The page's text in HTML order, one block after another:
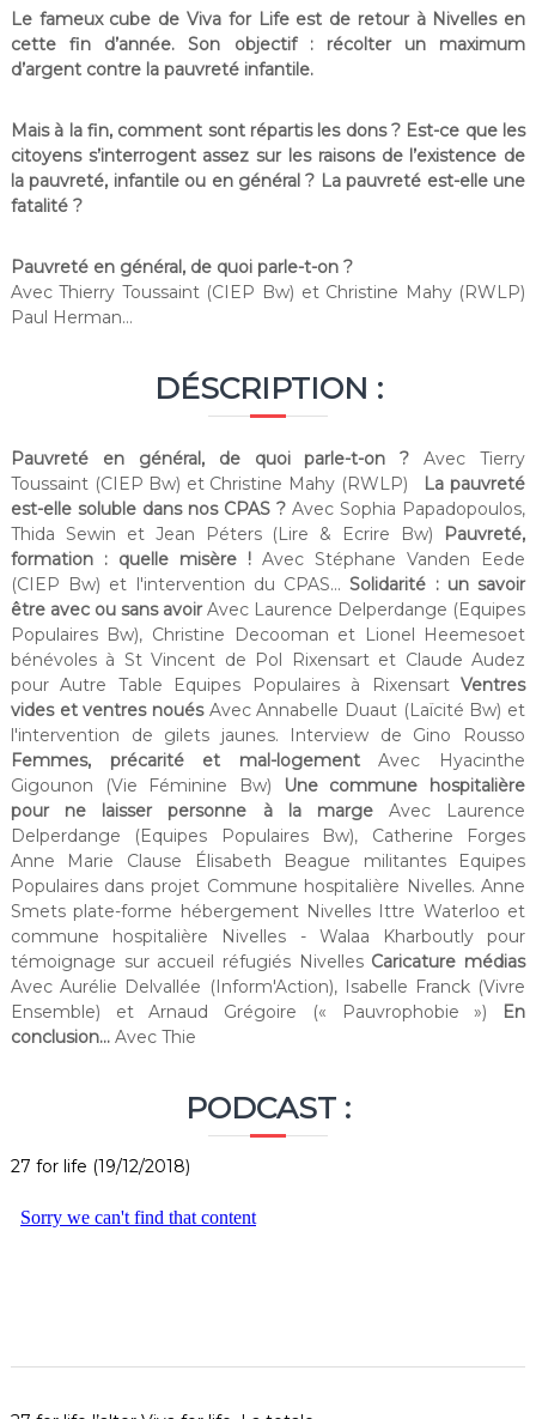
Le fameux cube de Viva for Life est de retour à Nivelles en
cette fin d’année. Son objectif : récolter un maximum
d’argent contre la pauvreté infantile.
Mais à la fin, comment sont répartis les dons ? Est-ce que les
citoyens s’interrogent assez sur les raisons de l’existence de
la pauvreté, infantile ou en général ? La pauvreté est-elle une
fatalité ?
Pauvreté en général, de quoi parle-t-on ?
Avec Thierry Toussaint (CIEP Bw) et Christine Mahy (RWLP)
Paul Herman…
DÉSCRIPTION :
Pauvreté en général, de quoi parle-t-on ? Avec Tierry
Toussaint (CIEP Bw) et Christine Mahy (RWLP)
La pauvreté
est-elle soluble dans nos CPAS ? Avec Sophia Papadopoulos,
Thida Sewin et Jean Péters (Lire & Ecrire Bw)
Pauvreté,
formation : quelle misère ! Avec Stéphane Vanden Eede
(CIEP Bw) et l'intervention du CPAS...Solidarité : un savoir
être avec ou sans avoirAvec Laurence Delperdange (Equipes
Populaires Bw), Christine Decooman et Lionel Heemesoet
bénévoles à St Vincent de Pol Rixensart et Claude Audez
pour Autre Table Equipes Populaires à RixensartVentres
vides et ventres nouésAvec Annabelle Duaut (Laïcité Bw) et
l'intervention de gilets jaunes. Interview de Gino Rousso
Femmes, précarité et mal-logementAvec Hyacinthe
Gigounon (Vie Féminine Bw)
Une commune hospitalière
pour ne laisser personne à la margeAvec Laurence
Delperdange (Equipes Populaires Bw), Catherine Forges
Anne Marie Clause Élisabeth Beague militantes Equipes
Populaires dans projet Commune hospitalière Nivelles. Anne
Smets plate-forme hébergement Nivelles Ittre Waterloo et
commune hospitalière Nivelles - Walaa Kharboutly pour
témoignage sur accueil réfugiés Nivelles Caricature médias
Avec Aurélie Delvallée (Inform'Action), Isabelle Franck (Vivre
Ensemble) et Arnaud Grégoire (« Pauvrophobie »)
En
conclusion...Avec Thie
PODCAST :
27 for life (19/12/2018)